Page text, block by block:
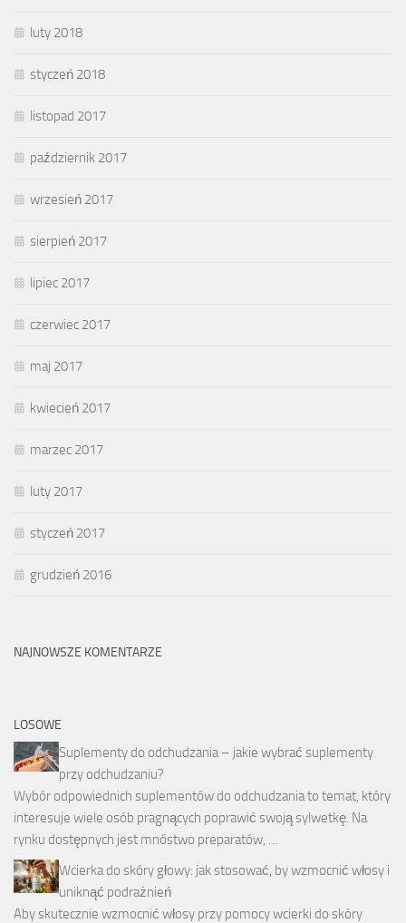
luty 2018
styczeń 2018
listopad 2017
październik 2017
wrzesień 2017
sierpień 2017
lipiec 2017
czerwiec 2017
maj 2017
kwiecień 2017
marzec 2017
luty 2017
styczeń 2017
grudzień 2016
NAJNOWSZE KOMENTARZE
LOSOWE
Suplementy do odchudzania – jakie wybrać suplementy
przy odchudzaniu?
Wybór odpowiednich suplementów do odchudzania to temat, który
interesuje wiele osób pragnących poprawić swoją sylwetkę. Na
rynku dostępnych jest mnóstwo preparatów, …
Wcierka do skóry głowy: jak stosować, by wzmocnić włosy i
uniknąć podrażnień
Aby skutecznie wzmocnić włosy przy pomocy wcierki do skóry